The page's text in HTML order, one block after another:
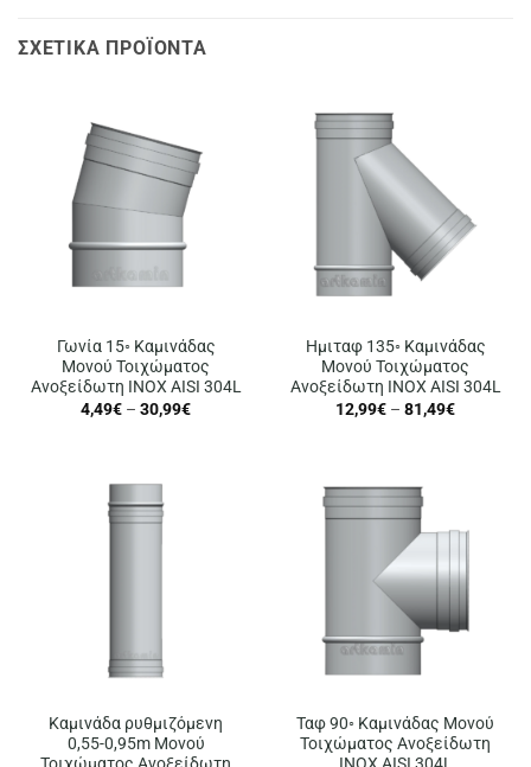
ΣΧΕΤΙΚΆ ΠΡΟΪΌΝΤΑ
Γωνία 15◦ Καμινάδας
Μονού Τοιχώματος
Ανοξείδωτη INOX AISI 304L
4,49€ – 30,99€Price
Ημιταφ 135◦ Καμινάδας
Μονού Τοιχώματος
Ανοξείδωτη INOX AISI 304L
12,99€ – 81,49€Price
Καμινάδα ρυθμιζόμενη
0,55-0,95m Μονού
Τοιχώματος Ανοξείδωτη
Ταφ 90◦ Καμινάδας Μονού
Τοιχώματος Ανοξείδωτη
INOX AISI 304L